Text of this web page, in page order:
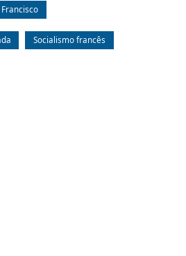
Francisco
Socialismo francês